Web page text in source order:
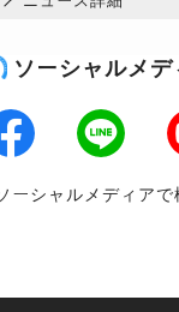
ソーシャルメデ
LINE
ーシャルメディア